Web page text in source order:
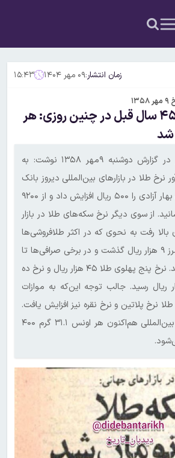
زمان انتشار:۰۹ مهر ۱۴۰۴ ۱۵:۴۳
قیمت سکه‌ طلا ۴۵ سال قبل در چنین روزی: هر
روزنامه بامداد امروز در گزارش دوشنبه ۹مهر ۱۳۵۸ نوشت: به
نرخ طلا در بازارهای بین‌المللی دیروز بانک
ملی ایران نرخ سکه‌ی بهار آزادی را ۵۰۰ ریال افزایش داد و از ۹۲۰۰
ریال رسانید. از سوی دیگر نرخ سکه‌های طلا در بازار
بالا رفت به نحوی که در اکثر طلافروشی‌ها
نرخ طلای پهلوی از مرز ۹ هزار ریال گذشت و در برخی صرافی‌ها تا
۹۵۰۰ ریال می‌فروختند. نرخ پنج پهلوی طلا ۴۵ هزار ریال و نرخ ده
نیز به ۹۰ هزار ریال رسید. جالب توجه این‌که به موازات
نرخ پلاتین و نرخ نقره نیز افزایش یافت.
نرخ طلا در بازارهای بین‌المللی هم‌اکنون هر اونس ۳۱.۱ گرم ۴۰۰